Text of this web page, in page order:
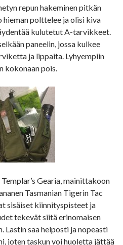
repun hakeminen pitkän
hieman polttelee ja olisi kiva
kulutetut A-tarvikkeet.
paneelin, jossa kulkee
ja lippaita. Lyhyempiin
kokonaan pois.
Gearia, mainittakoon
Tasmanian Tigerin Tac
sisäiset kiinnityspisteet ja
tekevät siitä erinomaisen
Lastin saa helposti ja nopeasti
joten taskun voi huoletta jättää